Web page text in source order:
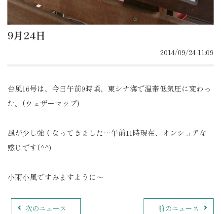
9月24日
2014/09/24 11:09
台風16号は、今日午前9時頃、東シナ海で温帯低気圧に変わっ
た。(ウェザーマップ)
風が少し強くなってきました…午前11時現在、オンショアな
感じです(^^)
小雨小風ですみますように～
次のニュース 前のニュース